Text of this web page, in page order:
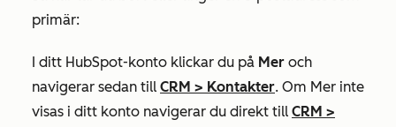
primär:
I ditt HubSpot-konto klickar du på Mer och
navigerar sedan till CRM > Kontakter. Om Mer inte
visas i ditt konto navigerar du direkt till CRM >